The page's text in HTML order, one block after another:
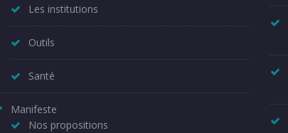
Les institutions
Outils
Santé
Manifeste
Nos propositions